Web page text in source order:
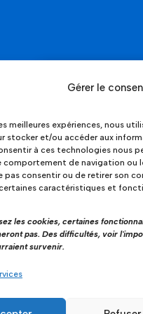
Gérer le
meilleures expériences, nous
stocker et/ou accéder aux
à ces technologies nous
comportement de navigation ou
pas consentir ou de retirer son
caractéristiques et
les cookies, certaines
pas. Des difficultés, voir
survenir.
UNE
ECRIRE